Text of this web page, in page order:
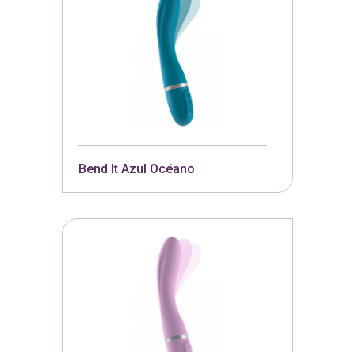
Bend It Azul Océano